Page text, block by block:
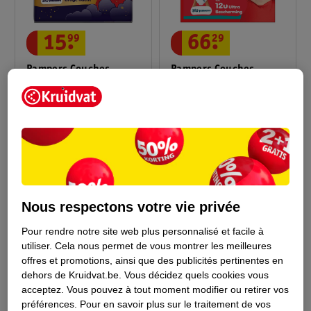
Pampers Couches-
Culottes Nuit Taille 7
taille 7 (15+kg), 17
15.
99
Pampers Couches-
66.
29
42476
Nous respectons votre vie privée
Pour rendre notre site web plus personnalisé et facile à
utiliser. Cela nous permet de vous montrer les meilleures
offres et promotions, ainsi que des publicités pertinentes en
dehors de Kruidvat.be. Vous décidez quels cookies vous
acceptez. Vous pouvez à tout moment modifier ou retirer vos
préférences. Pour en savoir plus sur le traitement de vos